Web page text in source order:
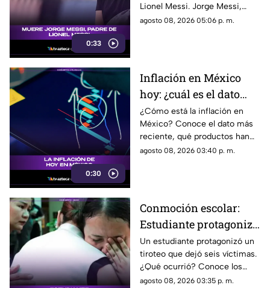
0:33
Lionel Messi. Jorge Messi,
padre y representante del astro
agosto 08, 2026 05:06 p. m.
0:30
Inflación en México
hoy: ¿cuál es el dato
actual?
¿Cómo está la inflación en
México? Conoce el dato más
reciente, qué productos han
subido de precio y cómo
agosto 08, 2026 03:40 p. m.
Conmoción escolar:
Estudiante protagoniza
t1r0t30 con seis
víctimas
Un estudiante protagonizó un
tiroteo que dejó seis víctimas.
¿Qué ocurrió? Conoce los
detalles de esta tragedia.
agosto 08, 2026 03:35 p. m.